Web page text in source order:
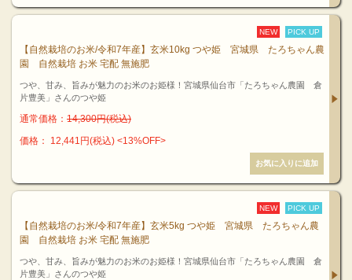
NEW PICK UP
【自然栽培のお米/令和7年産】玄米10kg つや姫 宮城県 たろちゃん農
園 自然栽培 お米 宅配 無施肥
つや、甘み、旨みが魅力のお米のお姫様！宮城県仙台市「たろちゃん農園 倉
片豊美」さんのつや姫
通常価格： 14,300円(税込)
価格： 12,441円(税込) <13%OFF>
NEW PICK UP
【自然栽培のお米/令和7年産】玄米5kg つや姫 宮城県 たろちゃん農
園 自然栽培 お米 宅配 無施肥
つや、甘み、旨みが魅力のお米のお姫様！宮城県仙台市「たろちゃん農園 倉
片豊美」さんのつや姫